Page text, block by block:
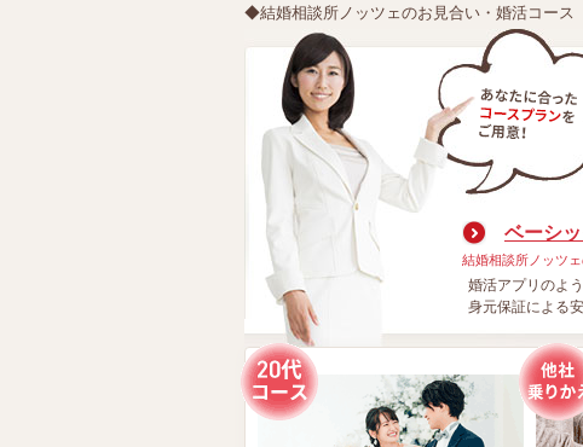
◆結婚相談所ノッツェのお見合い・婚活コース
ベーシ
結婚相談所ノッツ
婚活アプリのよ
身元保証による